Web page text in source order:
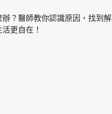
？醫師教你認識原因，找到解
更自在！